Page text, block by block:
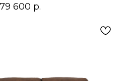
79 600 р.